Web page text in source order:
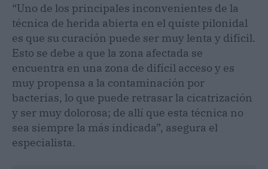
“Uno de los principales inconvenientes de la
técnica de herida abierta en el quiste pilonidal
es que su curación puede ser muy lenta y difícil.
Esto se debe a que la zona afectada se
encuentra en una zona de difícil acceso y es
muy propensa a la contaminación por
bacterias, lo que puede retrasar la cicatrización
y ser muy dolorosa; de allí que esta técnica no
sea siempre la más indicada”, asegura el
especialista.